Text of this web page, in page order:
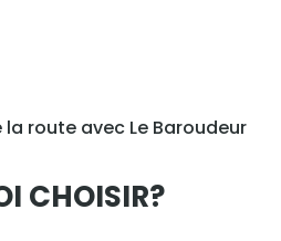
la route avec Le Baroudeur
CHOISIR?